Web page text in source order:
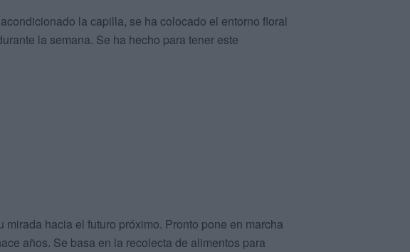
la capilla, se ha colocado el entorno floral
la semana. Se ha hecho para tener este
mirada hacia el futuro próximo. Pronto pone en marcha
años. Se basa en la recolecta de alimentos para